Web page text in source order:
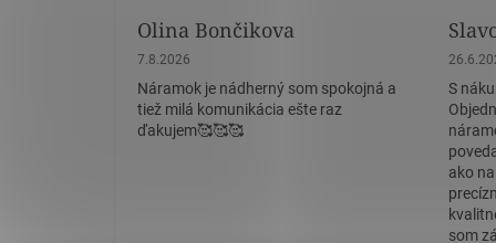
Olina Bončikova
Hodnotenie obchodu je 5 z 5 hviezdičiek.
7.8.2026
Náramok je nádherný som spokojná a
tiež milá komunikácia ešte raz
ďakujem🥰🥰🥰
S
ako
som